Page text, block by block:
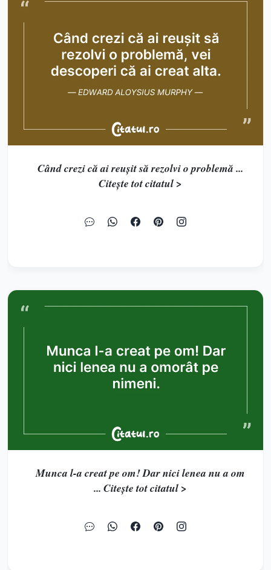
Când crezi că ai reușit să rezolvi o problemă ...
Citește tot citatul >
Munca l-a creat pe om! Dar nici lenea nu a om
... Citește tot citatul >